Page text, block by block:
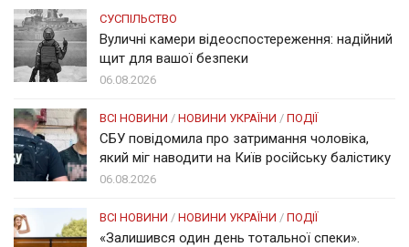
СУСПІЛЬСТВО
Вуличні камери відеоспостереження: надійний
щит для вашої безпеки
06.08.2026
ВСІ НОВИНИ / НОВИНИ УКРАЇНИ / ПОДІЇ
СБУ повідомила про затримання чоловіка,
який міг наводити на Київ російську балістику
06.08.2026
ВСІ НОВИНИ / НОВИНИ УКРАЇНИ / ПОДІЇ
«Залишився один день тотальної спеки».